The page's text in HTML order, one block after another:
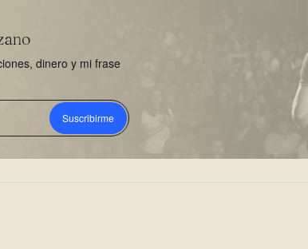
dinero y mi frase
Suscribirme